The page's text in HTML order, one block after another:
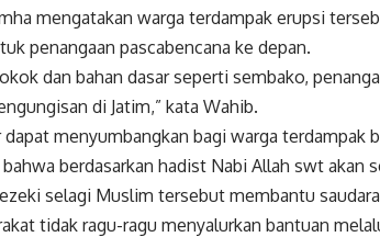
mengatakan warga terdampak erupsi
penangaan pascabencana ke depan.
dan bahan dasar seperti sembako,
di Jatim,” kata Wahib.
menyumbangkan bagi warga terdampak
berdasarkan hadist Nabi Allah swt akan
selagi Muslim tersebut membantu
tidak ragu-ragu menyalurkan bantuan